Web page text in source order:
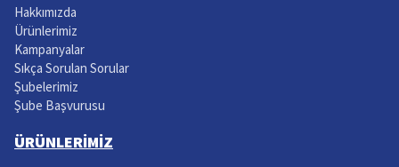
Hakkımızda
Ürünlerimiz
Kampanyalar
Sıkça Sorulan Sorular
Şubelerimiz
Şube Başvurusu
ÜRÜNLERİMİZ